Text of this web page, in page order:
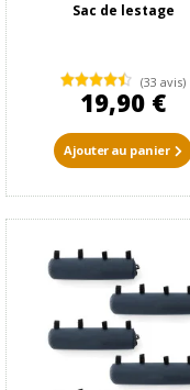
Sac de lestage
(33 avis)
19,90 €
Ajouter au panier